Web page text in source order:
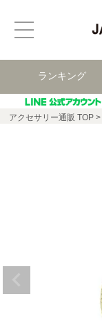
ランキング
アクセサリー通販 TOP